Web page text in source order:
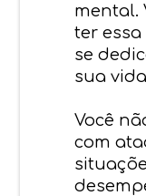
mental.
ter
se
sua
Você
com